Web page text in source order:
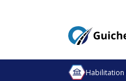
Habilitation